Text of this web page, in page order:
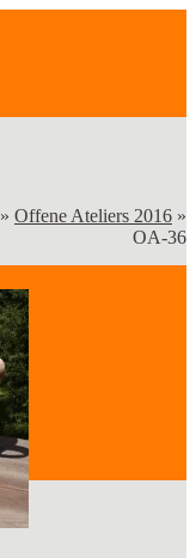
» Offene Ateliers 2016 »
OA-36